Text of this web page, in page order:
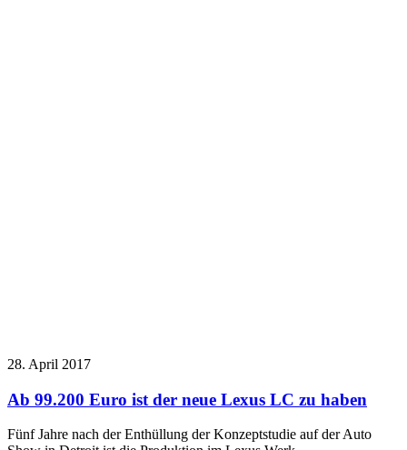
28. April 2017
Ab 99.200 Euro ist der neue Lexus LC zu haben
Fünf Jahre nach der Enthüllung der Konzeptstudie auf der Auto